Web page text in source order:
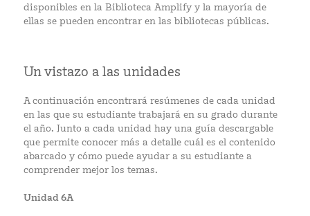
disponibles en la Biblioteca Amplify y la mayoría de
ellas se pueden encontrar en las bibliotecas públicas.
Un vistazo a las unidades
A continuación encontrará resúmenes de cada unidad
en las que su estudiante trabajará en su grado durante
el año. Junto a cada unidad hay una guía descargable
que permite conocer más a detalle cuál es el contenido
abarcado y cómo puede ayudar a su estudiante a
comprender mejor los temas.
Unidad 6A